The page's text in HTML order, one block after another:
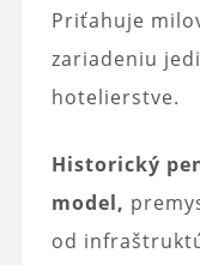
Priťahuje
zariadeniu
hotelierstve.
Historický
model,
od